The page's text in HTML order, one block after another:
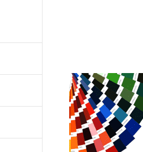
Autolack für
100-466
Lackspray
MULTONA - Das
System für
3-5 Werktage